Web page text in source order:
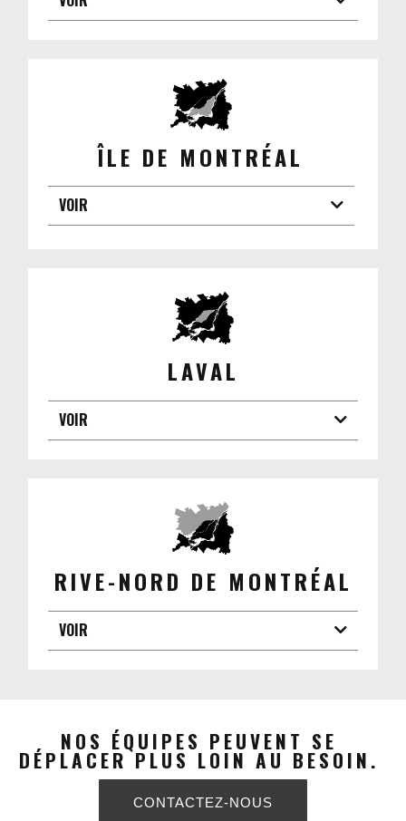
ÎLE DE MONTRÉAL
VOIR
LAVAL
VOIR
RIVE-NORD DE MONTRÉAL
VOIR
NOS ÉQUIPES PEUVENT SE
DÉPLACER PLUS LOIN AU BESOIN.
CONTACTEZ-NOUS